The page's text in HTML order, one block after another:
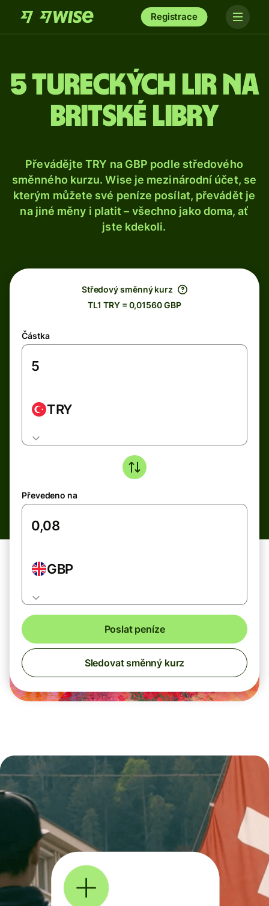
Registrace
5 tureckých lir na
britské libry
Převádějte TRY na GBP podle středového
směnného kurzu. Wise je mezinárodní účet, se
kterým můžete své peníze posílat, převádět je
na jiné měny i platit – všechno jako doma, ať
jste kdekoli.
Středový směnný kurz
TL1 TRY = 0,01560 GBP
Částka
TRY
Převedeno na
GBP
Poslat peníze
Sledovat směnný kurz